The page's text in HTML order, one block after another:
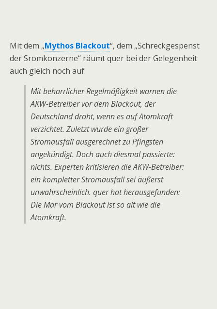
Mit dem „Mythos Blackout“, dem „Schreckgespenst
der Sromkonzerne“ räumt quer bei der Gelegenheit
auch gleich noch auf:
Mit beharrlicher Regelmäßigkeit warnen die
AKW-Betreiber vor dem Blackout, der
Deutschland droht, wenn es auf Atomkraft
verzichtet. Zuletzt wurde ein großer
Stromausfall ausgerechnet zu Pfingsten
angekündigt. Doch auch diesmal passierte:
nichts. Experten kritisieren die AKW-Betreiber:
ein kompletter Stromausfall sei äußerst
unwahrscheinlich. quer hat herausgefunden:
Die Mär vom Blackout ist so alt wie die
Atomkraft.